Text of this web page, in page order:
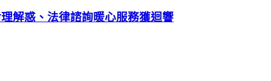
解惑、法律諮詢暖心服務獲迴響